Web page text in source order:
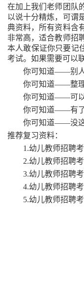
在加上我们老师团队
以说十分精炼，可谓
典资料，所有资料含
非常高，适合教师招
本人敢保证你只要记
考试。如果需要可以
你可知道——别人
你可知道——整理
你可知道——可以
你可知道——有了
你可知道——没这
推荐复习资料：
1.幼儿教师招聘
2.幼儿教师招聘
3.幼儿教师招聘
4.幼儿教师招聘
5.幼儿教师招聘